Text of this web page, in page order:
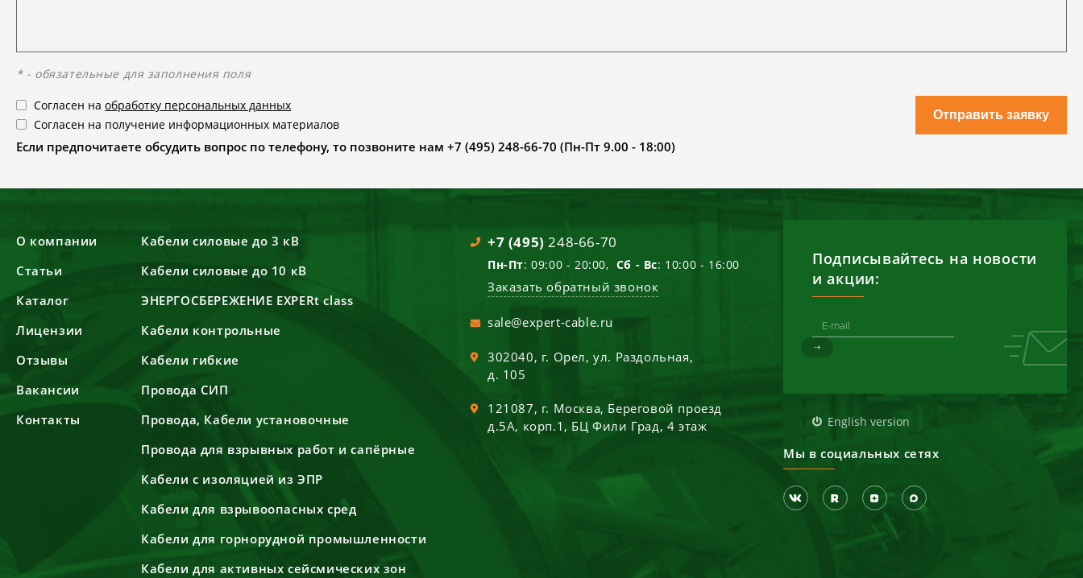
* - обязательные для заполнения поля
Согласен на обработку персональных данных
Согласен на получение информационных материалов
Если предпочитаете обсудить вопрос по телефону, то позвоните нам +7 (495) 248-66-70 (Пн-Пт 9.00 - 18:00)
Отправить заявку
О компании
Статьи
Каталог
Лицензии
Отзывы
Вакансии
Контакты
Кабели силовые до 3 кВ
Кабели силовые до 10 кВ
ЭНЕРГОСБЕРЕЖЕНИЕ EXPERt class
Кабели контрольные
Кабели гибкие
Провода СИП
Провода, Кабели установочные
Провода для взрывных работ и сапёрные
Кабели с изоляцией из ЭПР
Кабели для взрывоопасных сред
Кабели для горнорудной промышленности
Кабели для активных сейсмических зон
+7 (495) 248-66-70
Пн-Пт: 09:00 - 20:00, Сб - Вс: 10:00 - 16:00
Заказать обратный звонок
sale@expert-cable.ru
302040, г. Орел,ул. Раздольная,
д. 105
121087, г. Москва, Береговой проезд
д.5А, корп.1, БЦ Фили Град, 4 этаж
Подписывайтесь на новости
и акции:
English version
Мы в социальных сетях